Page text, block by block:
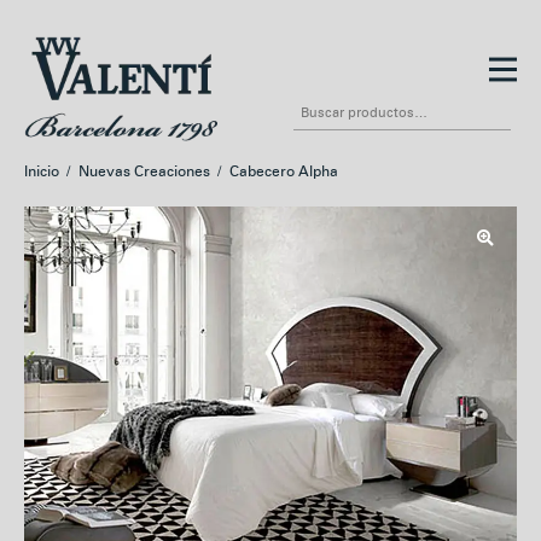
contenido
Inicio / Nuevas Creaciones / Cabecero Alpha